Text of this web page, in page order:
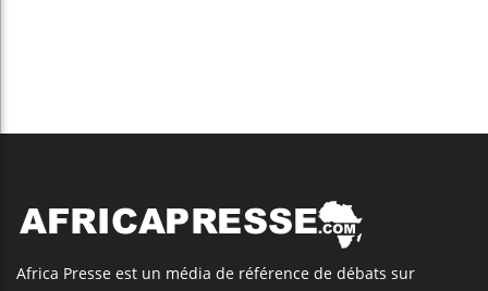
Africa Presse est un média de référence de débats sur